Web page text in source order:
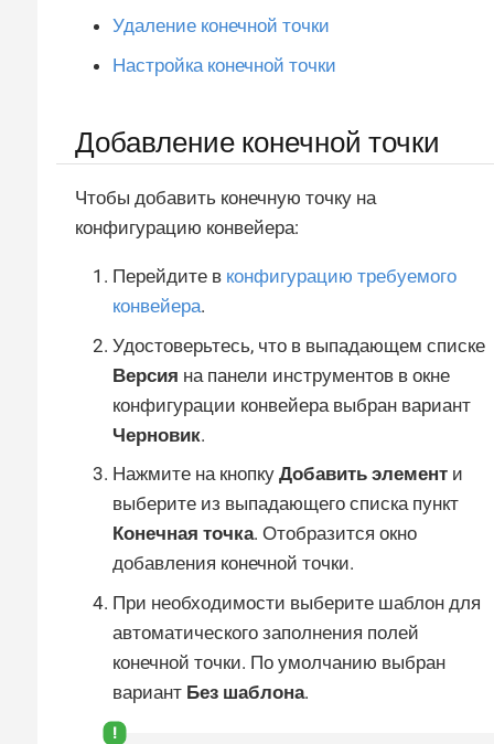
Удаление конечной точки
Настройка конечной точки
Добавление конечной точки
Чтобы добавить конечную точку на
конфигурацию конвейера:
Перейдите в конфигурацию требуемого
конвейера.
Удостоверьтесь, что в выпадающем списке
Версия на панели инструментов в окне
конфигурации конвейера выбран вариант
Черновик.
Нажмите на кнопку Добавить элемент и
выберите из выпадающего списка пункт
Конечная точка. Отобразится окно
добавления конечной точки.
При необходимости выберите шаблон для
автоматического заполнения полей
конечной точки. По умолчанию выбран
вариант Без шаблона.